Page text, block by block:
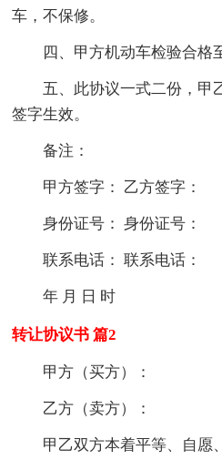
车，不保修。
四、甲方机动车检验合格
五、此协议一式二份，甲
签字生效。
备注：
甲方签字： 乙方签字：
身份证号： 身份证号：
联系电话： 联系电话：
年 月 日 时
转让协议书 篇2
甲方（买方）：
乙方（卖方）：
甲乙双方本着平等、自愿